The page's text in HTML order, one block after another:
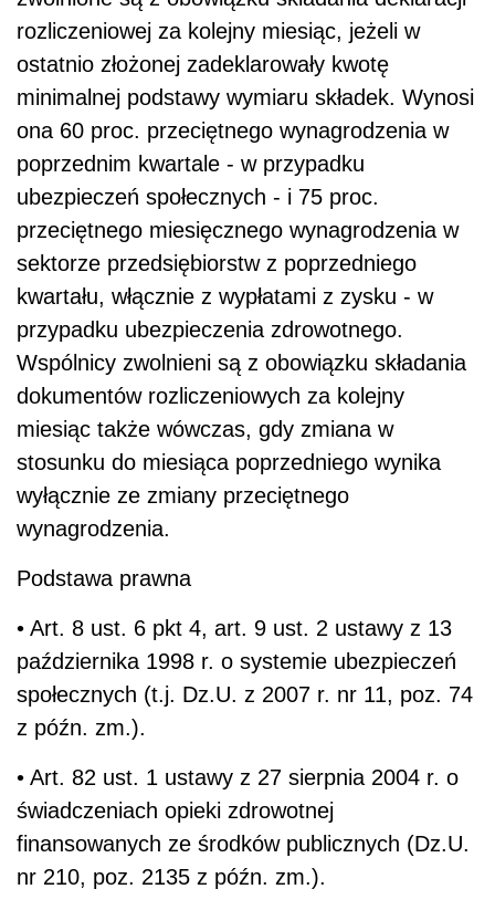
rozliczeniowej za kolejny miesiąc, jeżeli w
ostatnio złożonej zadeklarowały kwotę
minimalnej podstawy wymiaru składek. Wynosi
ona 60 proc. przeciętnego wynagrodzenia w
poprzednim kwartale - w przypadku
ubezpieczeń społecznych - i 75 proc.
przeciętnego miesięcznego wynagrodzenia w
sektorze przedsiębiorstw z poprzedniego
kwartału, włącznie z wypłatami z zysku - w
przypadku ubezpieczenia zdrowotnego.
Wspólnicy zwolnieni są z obowiązku składania
dokumentów rozliczeniowych za kolejny
miesiąc także wówczas, gdy zmiana w
stosunku do miesiąca poprzedniego wynika
wyłącznie ze zmiany przeciętnego
wynagrodzenia.
Podstawa prawna
• Art. 8 ust. 6 pkt 4, art. 9 ust. 2 ustawy z 13
października 1998 r. o systemie ubezpieczeń
społecznych (t.j. Dz.U. z 2007 r. nr 11, poz. 74
z późn. zm.).
• Art. 82 ust. 1 ustawy z 27 sierpnia 2004 r. o
świadczeniach opieki zdrowotnej
finansowanych ze środków publicznych (Dz.U.
nr 210, poz. 2135 z późn. zm.).